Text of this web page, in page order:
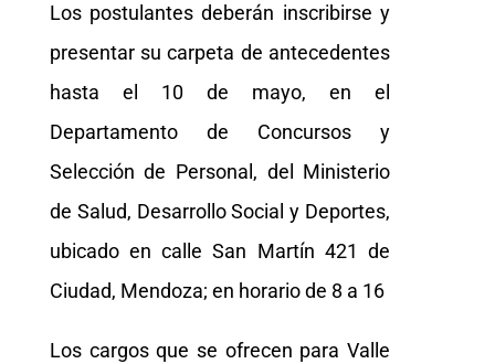
Los postulantes deberán inscribirse y
presentar su carpeta de antecedentes
hasta el 10 de mayo, en el
Departamento de Concursos y
Selección de Personal, del Ministerio
de Salud, Desarrollo Social y Deportes,
ubicado en calle San Martín 421 de
Ciudad, Mendoza; en horario de 8 a 16
Los cargos que se ofrecen para Valle